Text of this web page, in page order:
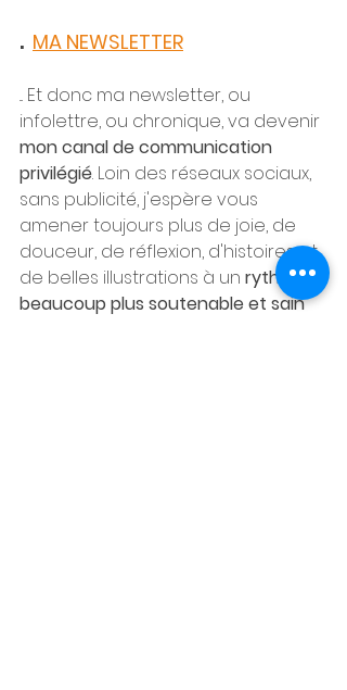
. MA NEWSLETTER
... Et donc ma newsletter, ou
infolettre, ou chronique, va devenir
mon canal de communication
privilégié. Loin des réseaux sociaux,
sans publicité, j'espère vous
amener toujours plus de joie, de
douceur, de réflexion, d'histoires et
de belles illustrations à un rythme
beaucoup plus soutenable et sain